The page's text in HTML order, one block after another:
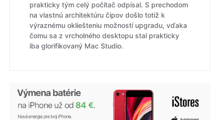
prakticky tým celý počítač odpísal. S prechodom
na vlastnú architektúru čipov došlo totiž k
výraznému okliešteniu možností upgradu, vďaka
čomu sa z vrcholného desktopu stal prakticky
iba glorifikovaný Mac Studio.